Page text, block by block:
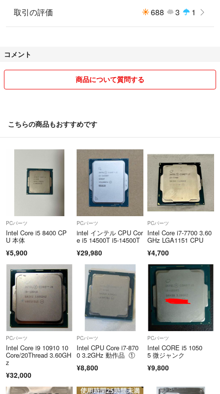
取引の評価 688 3 1
コメント
商品について質問する
こちらの商品もおすすめです
PCパーツ
Intel Core i5 8400 CP
U 本体
¥5,900
PCパーツ
intel インテル CPU Cor
e i5 14500T i5-14500T
¥29,980
PCパーツ
Intel Core i7-7700 3.60
GHz LGA1151 CPU
¥4,700
PCパーツ
Intel Core i9 10910 10
Core/20Thread 3.60GH
z
¥32,000
PCパーツ
Intel CPU Core i7-870
0 3.2GHz 動作品 ①
¥8,800
PCパーツ
Intel CORE i5 1050
5 微ジャンク
¥9,800